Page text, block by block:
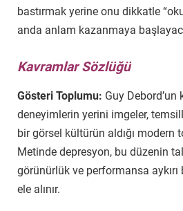
bastırmak yerine onu dikkatle
anda anlam kazanmaya
Kavramlar Sözlüğü
Gösteri Toplumu: Guy Debord’un
deneyimlerin yerini imgeler,
bir görsel kültürün aldığı modern
Metinde depresyon, bu düzenin
görünürlük ve performansa
ele alınır.